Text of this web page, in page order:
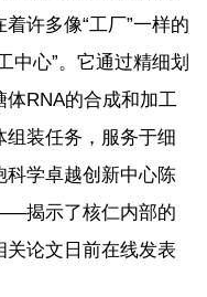
许多像“工厂”一样的
中心”。它通过精细划
RNA的合成和加工
装任务，服务于细
科学卓越创新中心陈
揭示了核仁内部的
论文日前在线发表